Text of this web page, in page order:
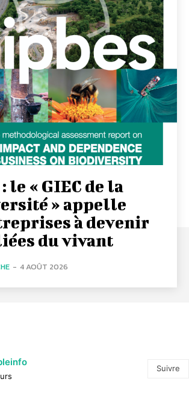
le « GIEC de la
» appelle
à devenir
du vivant
- 4 AOÛT 2026
Suivre